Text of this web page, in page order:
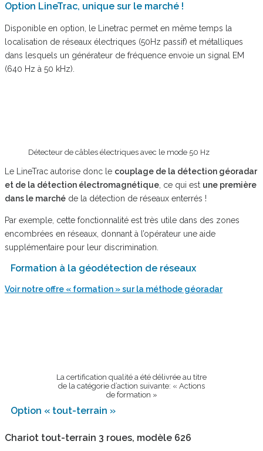
Option LineTrac, unique sur le marché !
Disponible en option, le Linetrac permet en même temps la
localisation de réseaux électriques (50Hz passif) et métalliques
dans lesquels un générateur de fréquence envoie un signal EM
(640 Hz à 50 kHz).
Détecteur de câbles électriques avec le mode 50 Hz
Le LineTrac autorise donc le couplage de la détection géoradar
et de la détection électromagnétique , ce qui est une première
dans le marché de la détection de réseaux enterrés !
Par exemple, cette fonctionnalité est très utile dans des zones
encombrées en réseaux, donnant à l’opérateur une aide
supplémentaire pour leur discrimination.
Formation à la géodétection de réseaux
Voir notre offre « formation » sur la méthode géoradar
La certification qualité a été délivrée au titre
de la catégorie d’action suivante: « Actions
de formation »
Option « tout-terrain »
Chariot tout-terrain 3 roues, modèle 626